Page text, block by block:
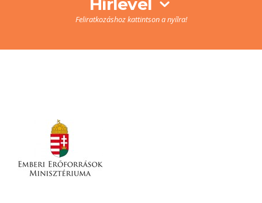
Hírlevél
Feliratkozáshoz kattintson a nyílra!